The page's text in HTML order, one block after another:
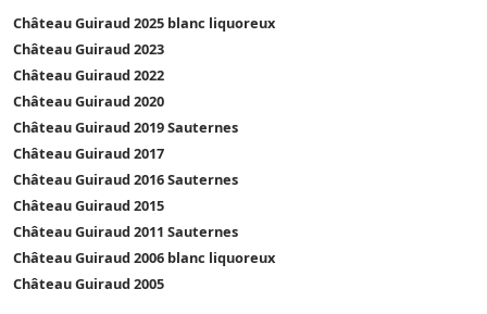
Château Guiraud 2025 blanc liquoreux
Château Guiraud 2023
Château Guiraud 2022
Château Guiraud 2020
Château Guiraud 2019 Sauternes
Château Guiraud 2017
Château Guiraud 2016 Sauternes
Château Guiraud 2015
Château Guiraud 2011 Sauternes
Château Guiraud 2006 blanc liquoreux
Château Guiraud 2005